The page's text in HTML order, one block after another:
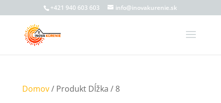
+421 940 603 603 info@inovakurenie.sk
Domov/ Produkt Dĺžka / 8